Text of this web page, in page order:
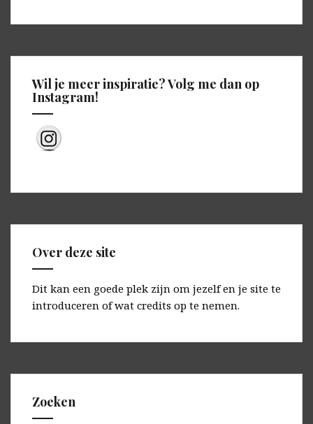
Wil je meer inspiratie? Volg me dan op
Instagram!
Over deze site
Dit kan een goede plek zijn om jezelf en je site te
introduceren of wat credits op te nemen.
Zoeken